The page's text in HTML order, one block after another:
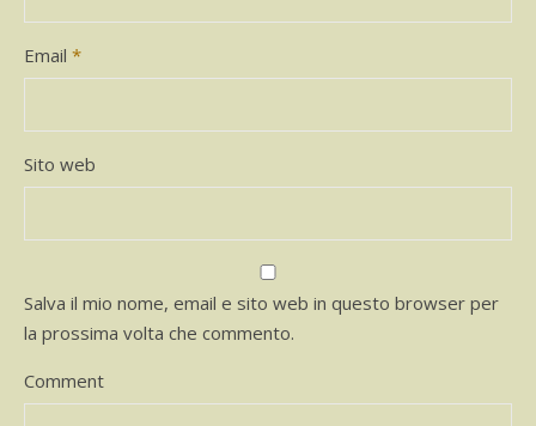
Email *
Sito web
Salva il mio nome, email e sito web in questo browser per
la prossima volta che commento.
Comment